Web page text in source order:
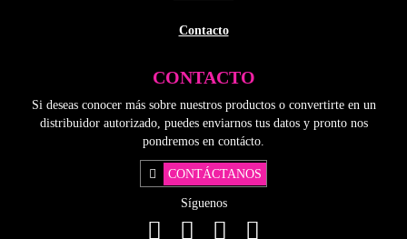
Contacto
CONTACTO
Si deseas conocer más sobre nuestros productos o convertirte en un
distribuidor autorizado, puedes enviarnos tus datos y pronto nos
pondremos en contácto.
CONTÁCTANOS
Síguenos